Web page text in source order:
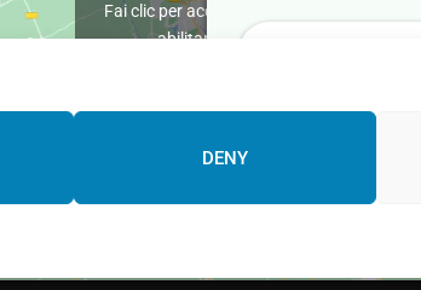
DENY
Fai clic per accettare i cookie marketing e
abilitare questo contenuto
will help you!